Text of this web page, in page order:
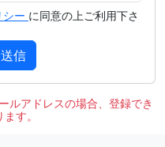
ー に同意の上ご利用下さ
信
アドレスの場合、登録でき
す。